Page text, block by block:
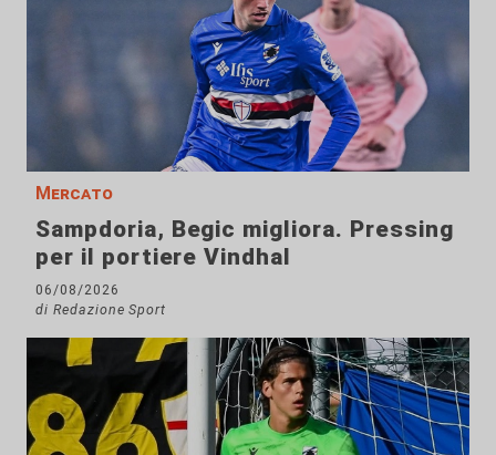
Mercato
Sampdoria, Begic migliora. Pressing
per il portiere Vindhal
06/08/2026
di Redazione Sport